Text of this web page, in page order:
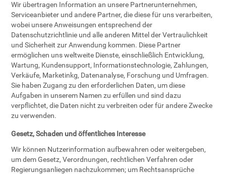
Wir übertragen Information an unsere Partnerunternehmen,
Serviceanbieter und andere Partner, die diese für uns verarbeiten,
wobei unsere Anweisungen entsprechend der
Datenschutzrichtlinie und alle anderen Mittel der Vertraulichkeit
und Sicherheit zur Anwendung kommen. Diese Partner
ermöglichen uns weltweite Dienste, einschließlich Entwicklung,
Wartung, Kundensupport, Informationstechnologie, Zahlungen,
Verkäufe, Marketinkg, Datenanalyse, Forschung und Umfragen.
Sie haben Zugang zu den erforderlichen Daten, um diese
Aufgaben in unserem Namen zu erfüllen und sind dazu
verpflichtet, die Daten nicht zu verbreiten oder für andere Zwecke
zu verwenden.
Gesetz, Schaden und öffentliches Interesse
Wir können Nutzerinformation aufbewahren oder weitergeben,
um dem Gesetz, Verordnungen, rechtlichen Verfahren oder
Regierungsanliegen nachzukommen; um Rechtsansprüche